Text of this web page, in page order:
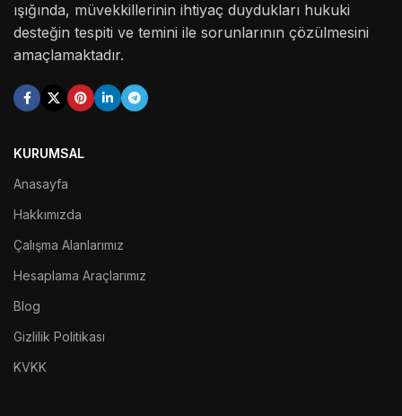
ışığında, müvekkillerinin ihtiyaç duydukları hukuki
desteğin tespiti ve temini ile sorunlarının çözülmesini
amaçlamaktadır.
KURUMSAL
Anasayfa
Hakkımızda
Çalışma Alanlarımız
Hesaplama Araçlarımız
Blog
Gizlilik Politikası
KVKK